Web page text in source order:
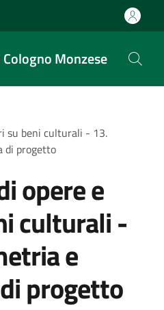
Monzese
su beni culturali - 13.
di progetto
opere e
culturali -
e
progetto